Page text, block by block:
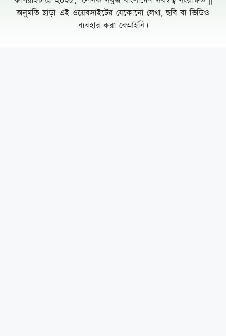
অনুমতি ছাড়া এই ওয়েবসাইটের যেকোনো লেখা, ছবি বা ভিডিও
ব্যবহার করা বেআইনি।